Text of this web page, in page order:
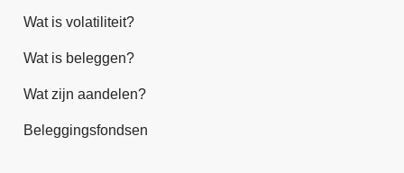
Wat is volatiliteit?
Wat is beleggen?
Wat zijn aandelen?
Beleggingsfondsen